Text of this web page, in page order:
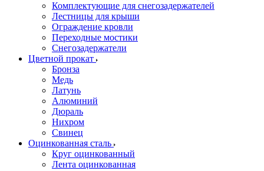
Комплектующие для снегозадержателей
Лестницы для крыши
Ограждение кровли
Переходные мостики
Снегозадержатели
Цветной прокат
Бронза
Медь
Латунь
Алюминий
Дюраль
Нихром
Свинец
Оцинкованная сталь
Круг оцинкованный
Лента оцинкованная